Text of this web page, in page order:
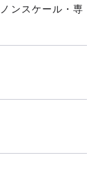
ンスケール・専